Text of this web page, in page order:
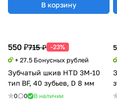
550 ₽715 ₽ -23%
+ 27.5 Бонусных рублей
Зубчатый шкив HTD 3M-10
тип BF, 40 зубьев, D 8 мм
0 0 В наличии
В корзину